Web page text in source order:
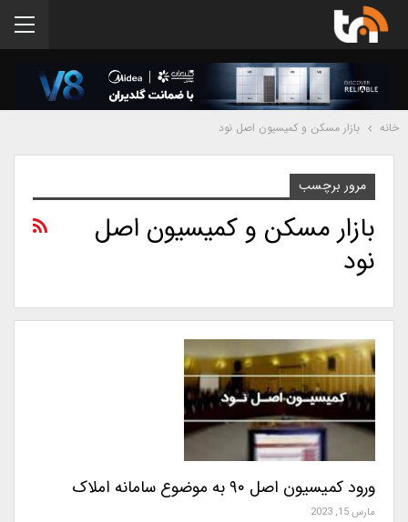
خانه بازار مسکن و کمیسیون اصل نود
مرور برچسب
بازار مسکن و کمیسیون اصل
نود
ورود کمیسیون اصل ۹۰ به موضوع سامانه املاک
مارس 15, 2023